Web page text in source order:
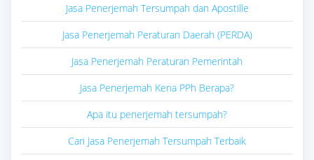
Jasa Penerjemah Tersumpah dan Apostille
Jasa Penerjemah Peraturan Daerah (PERDA)
Jasa Penerjemah Peraturan Pemerintah
Jasa Penerjemah Kena PPh Berapa?
Apa itu penerjemah tersumpah?
Cari Jasa Penerjemah Tersumpah Terbaik